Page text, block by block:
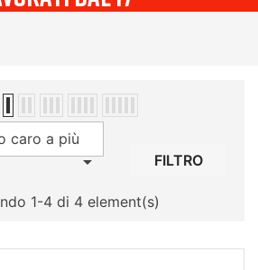
caro a più
 FILTRO
1-4 di 4 element(s)